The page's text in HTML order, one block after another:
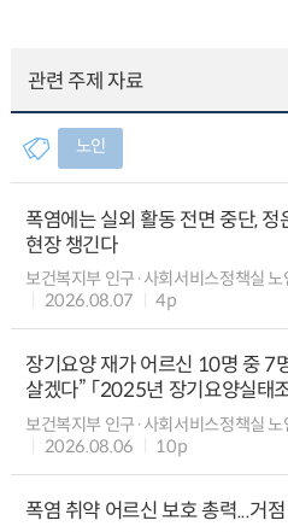
관련 주제 자료
노인
폭염에는 실외 활동 전면 중단,
현장 챙긴다
보건복지부 인구·사회서비스정책실
2026.08.07
4p
장기요양 재가 어르신 10명 중 7
살겠다” 「2025년 장기요양실태
보건복지부 인구·사회서비스정책실
2026.08.06
10p
폭염 취약 어르신 보호 총력...거